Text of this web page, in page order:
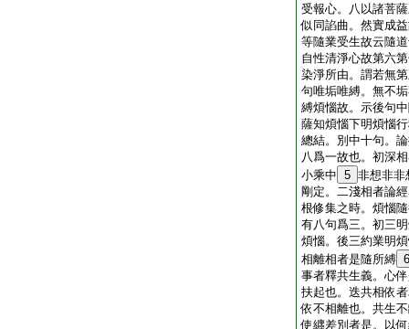
受報心。八以諸菩
似同諂曲。然實成
等隨業受生故云隨
自性清淨心故第六
染淨所由。謂若無
句唯垢唯縛。無不
縛煩惱故。示後句
薩知煩惱下明煩惱
總結。別中十句。
八爲一故也。初深
小乘中 5 非想非非
剛定。二淺相者論
根修集之時。煩惱
有八句爲三。初三
煩惱。後三約業明
相離相者是隨所縛 6
事者釋共生義。心
扶起也。迭共相依
依不相離也。共生
使纒差別者是。以